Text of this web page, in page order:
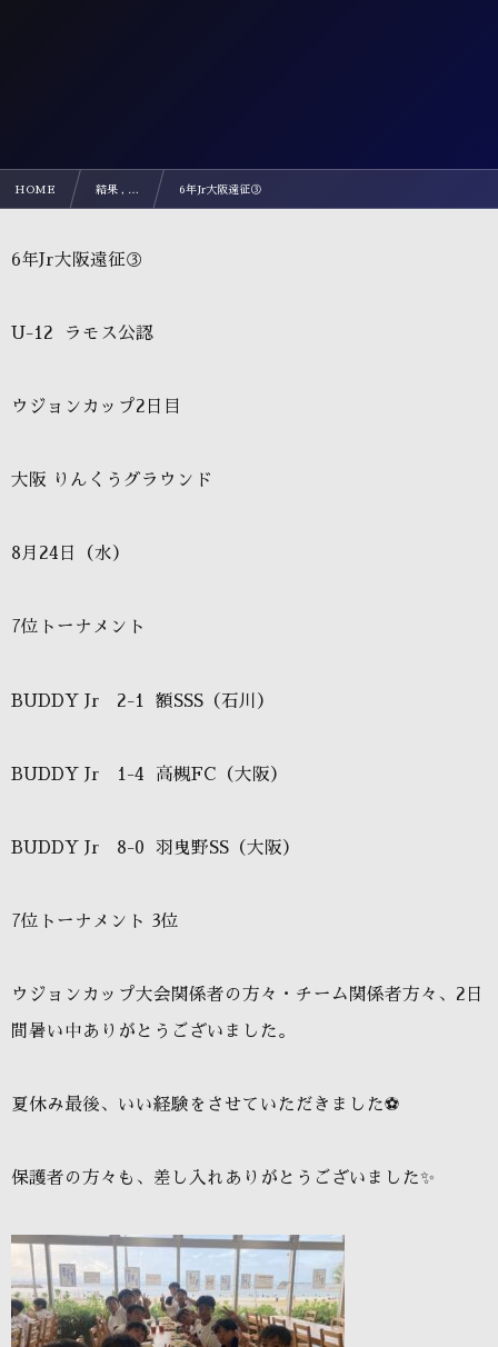
HOME 結果 , … 6年Jr大阪遠征③
6年Jr大阪遠征③
U-12 ラモス公認
ウジョンカップ2日目
大阪 りんくうグラウンド
8月24日（水）
7位トーナメント
BUDDY Jr 2-1 額SSS（石川）
BUDDY Jr 1-4 高槻FC（大阪）
BUDDY Jr 8-0 羽曳野SS（大阪）
7位トーナメント 3位
ウジョンカップ大会関係者の方々・チーム関係者方々、2日
間暑い中ありがとうございました。
夏休み最後、いい経験をさせていただきました⚽
保護者の方々も、差し入れありがとうございました✨